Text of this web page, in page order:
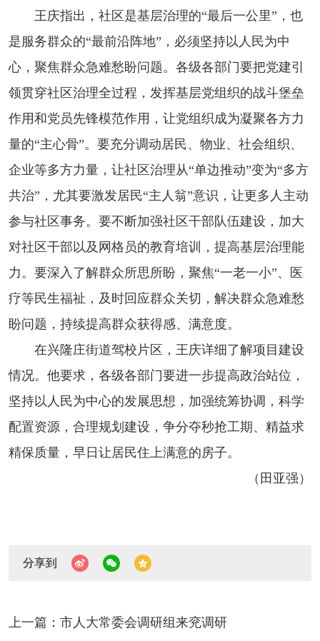
王庆指出，社区是基层治理的“最后一公里”，也
是服务群众的“最前沿阵地”，必须坚持以人民为中
心，聚焦群众急难愁盼问题。各级各部门要把党建引
领贯穿社区治理全过程，发挥基层党组织的战斗堡垒
作用和党员先锋模范作用，让党组织成为凝聚各方力
量的“主心骨”。要充分调动居民、物业、社会组织、
企业等多方力量，让社区治理从“单边推动”变为“多方
共治”，尤其要激发居民“主人翁”意识，让更多人主动
参与社区事务。要不断加强社区干部队伍建设，加大
对社区干部以及网格员的教育培训，提高基层治理能
力。要深入了解群众所思所盼，聚焦“一老一小”、医
疗等民生福祉，及时回应群众关切，解决群众急难愁
盼问题，持续提高群众获得感、满意度。
在兴隆庄街道驾校片区，王庆详细了解项目建设
情况。他要求，各级各部门要进一步提高政治站位，
坚持以人民为中心的发展思想，加强统筹协调，科学
配置资源，合理规划建设，争分夺秒抢工期、精益求
精保质量，早日让居民住上满意的房子。
（田亚强）
分享到
上一篇：市人大常委会调研组来兖调研